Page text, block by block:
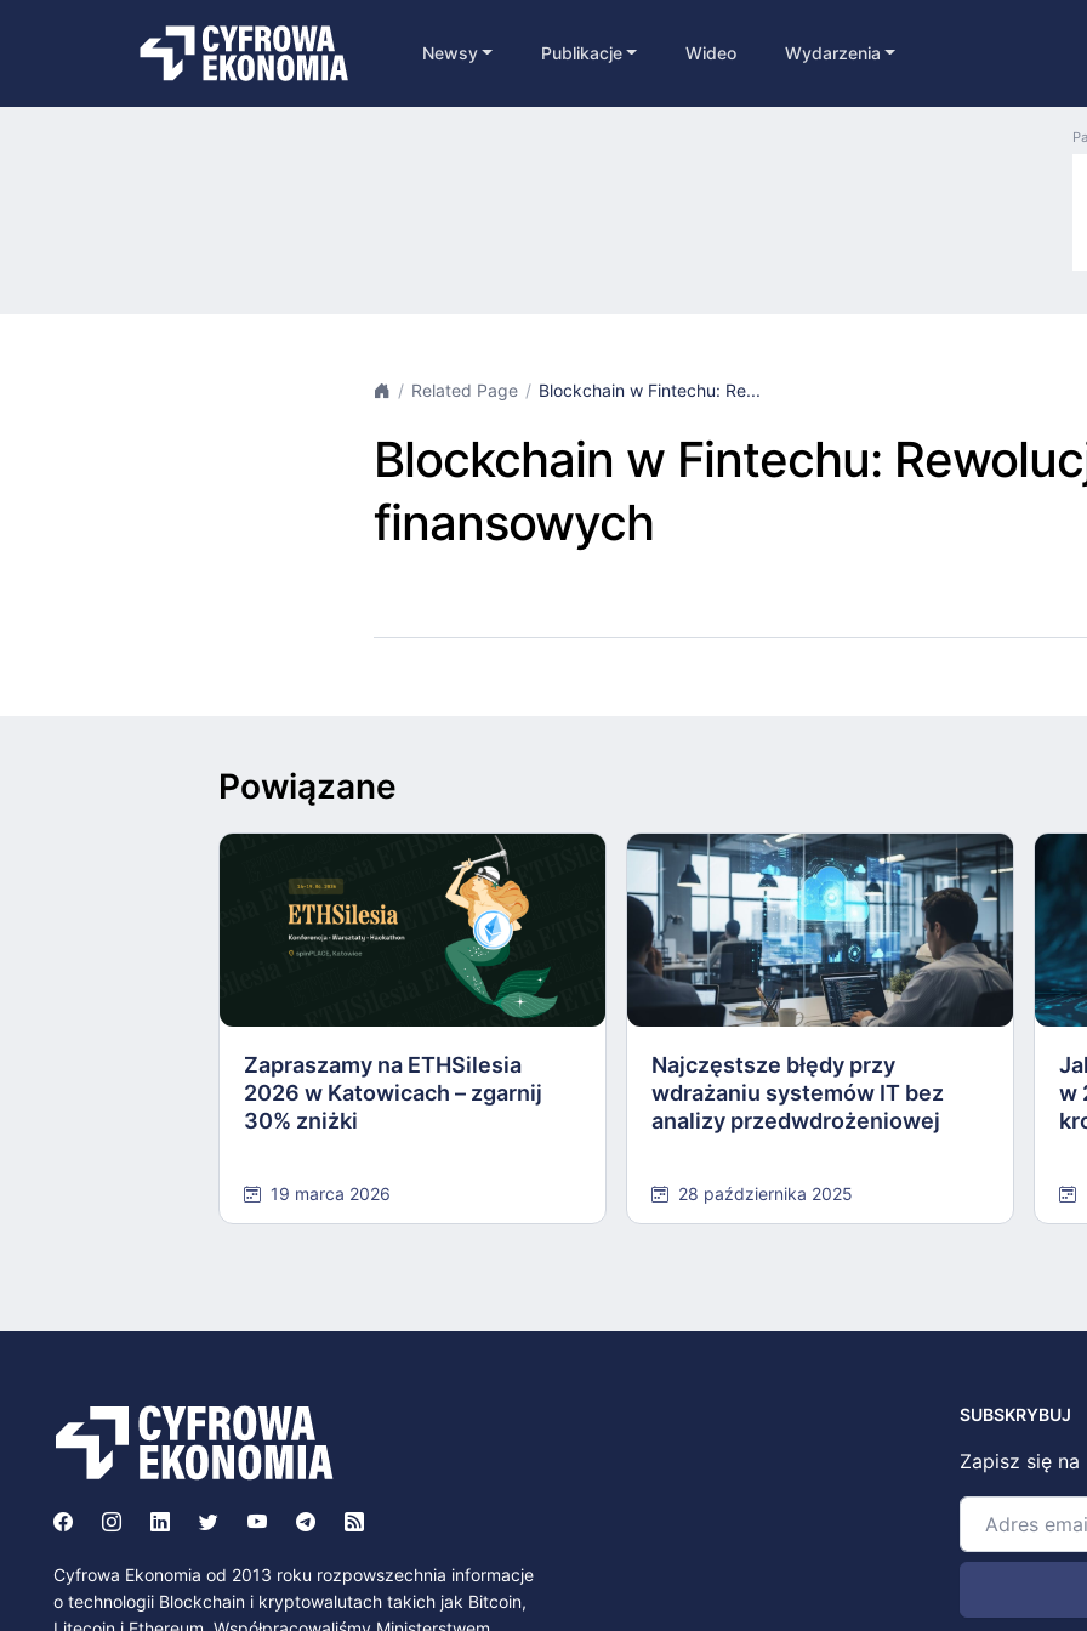
Newsy Publikacje Wideo Wydarzenia
Related Page Blockchain w Fintechu: Re...
Blockchain w Fintechu:
finansowych
Powiązane
Zapraszamy na ETHSilesia
2026 w Katowicach – zgarnij
30% zniżki
19 marca 2026
Najczęstsze błędy przy
wdrażaniu systemów IT bez
analizy przedwdrożeniowej
28 października 2025
w
Cyfrowa Ekonomia od 2013 roku rozpowszechnia informacje
o technologii Blockchain i kryptowalutach takich jak Bitcoin,
SUBSKRYBUJ
Zapisz się